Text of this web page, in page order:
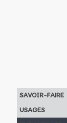
SAVOIR-FAIRE
USAGES